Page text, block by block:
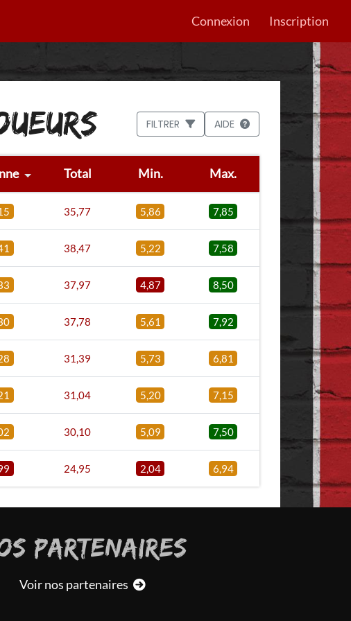
Connexion Inscription
FILTRER AIDE
Total Min. Max.
35,77 5,86 7,85
38,47 5,22 7,58
37,97 4,87 8,50
37,78 5,61 7,92
31,39 5,73 6,81
31,04 5,20 7,15
30,10 5,09 7,50
24,95 2,04 6,94
PARTENAIRES
Voir nos partenaires